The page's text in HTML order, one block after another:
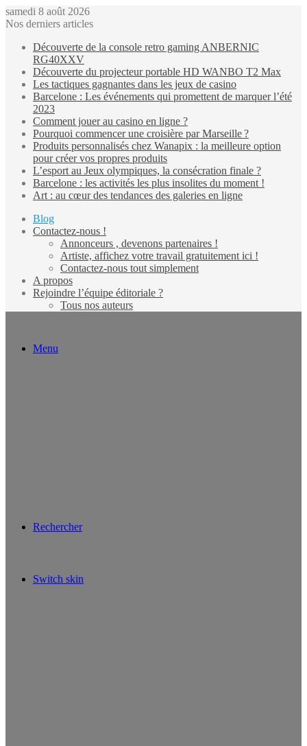
samedi 8 août 2026
Nos derniers articles
Découverte de la console retro gaming ANBERNIC
RG40XXV
Découverte du projecteur portable HD WANBO T2 Max
Les tactiques gagnantes dans les jeux de casino
Barcelone : Les événements qui promettent de marquer l’été
2023
Comment jouer au casino en ligne ?
Pourquoi commencer une croisière par Marseille ?
Produits personnalisés chez Wanapix : la meilleure option
pour créer vos propres produits
L’esport au Jeux olympiques, la consécration finale ?
Barcelone : les activités les plus insolites du moment !
Art : au cœur des tendances des galeries en ligne
Blog
Contactez-nous !
Annonceurs , devenons partenaires !
Artiste, affichez votre travail gratuitement ici !
Contactez-nous tout simplement
A propos
Rejoindre l’équipe éditoriale ?
Tous nos auteurs
Menu
Rechercher
Switch skin